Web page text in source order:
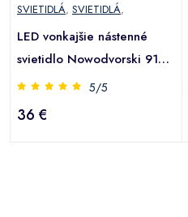
SVIETIDLÁ, SVIETIDLÁ,
LED vonkajšie nástenné
svietidlo Nowodvorski 9102
OIA LED čierna
5/5
36 €